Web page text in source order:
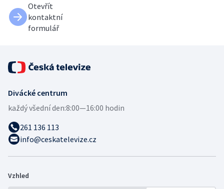
Otevřít
kontaktní
formulář
Divácké centrum
každý všední den:8:00—16:00 hodin
261 136 113
info@ceskatelevize.cz
Vzhled